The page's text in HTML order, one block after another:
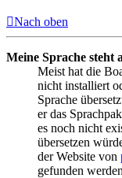
Nach oben
Meine Sprache steht
Meist hat die
nicht installiert
Sprache
er das
es noch nicht
übersetzen
der Website von
gefunden